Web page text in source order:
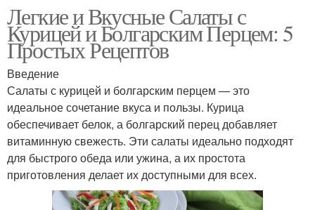
Легкие и Вкусные Салаты с
Курицей и Болгарским Перцем: 5
Простых Рецептов
Введение
Салаты с курицей и болгарским перцем — это
идеальное сочетание вкуса и пользы. Курица
обеспечивает белок, а болгарский перец добавляет
витаминную свежесть. Эти салаты идеально подходят
для быстрого обеда или ужина, а их простота
приготовления делает их доступными для всех.